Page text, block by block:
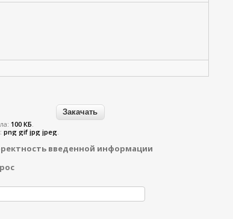
100 КБ.
png gif jpg jpeg.
введенной информации